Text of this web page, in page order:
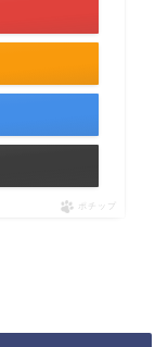
ポチップ